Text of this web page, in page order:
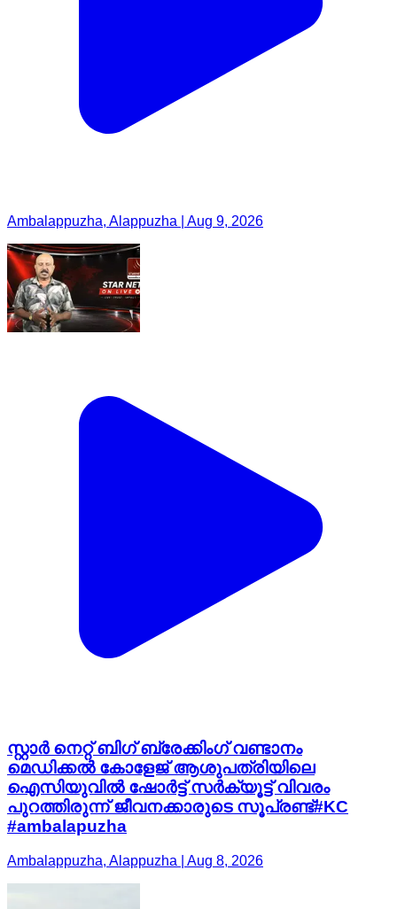
Ambalappuzha, Alappuzha | Aug 9, 2026
സ്റ്റാർ നെറ്റ് ബിഗ് ബ്രേക്കിംഗ് വണ്ടാനം
മെഡിക്കൽ കോളേജ് ആശുപത്രിയിലെ
ഐസിയുവിൽ ഷോർട്ട് സർക്യൂട്ട് വിവരം
പുറത്തിരുന്ന് ജീവനക്കാരുടെ സൂപ്രണ്ട്#KC
#ambalapuzha
Ambalappuzha, Alappuzha | Aug 8, 2026